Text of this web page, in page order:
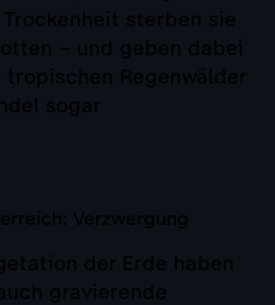
sterben sie
– und geben dabei
tropischen Regenwälder
sogar
Verzwergung
der Erde haben
gravierende